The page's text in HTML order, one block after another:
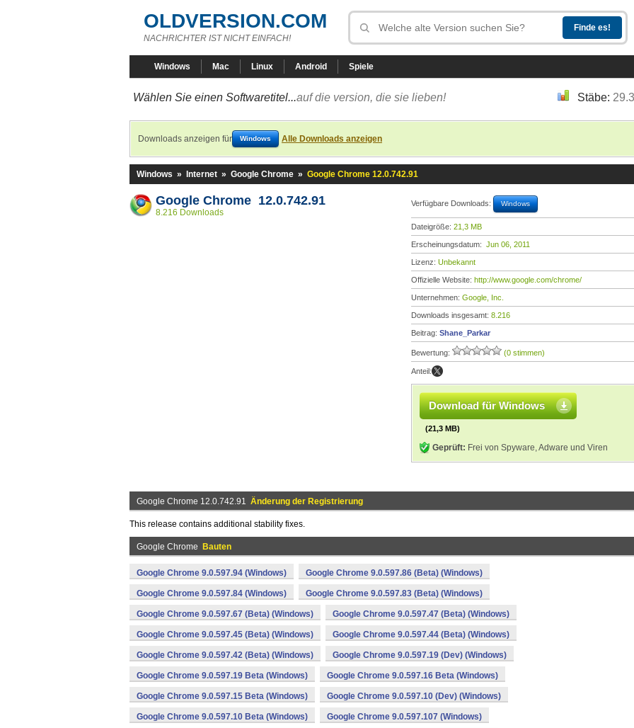
OLDVERSION.COM
NACHRICHTER IST NICHT EINFACH!
Windows Mac Linux Android Spiele
Wählen Sie einen Softwaretitel...auf die version, die sie lieben! Stäbe:
Downloads anzeigen für Windows Alle Downloads anzeigen
Windows » Internet » Google Chrome » Google Chrome 12.0.742.91
Google Chrome 12.0.742.91
8.216 Downloads
Verfügbare Downloads: Windows
Dateigröße: 21,3 MB
Erscheinungsdatum: Jun 06, 2011
Lizenz: Unbekannt
Offizielle Website: http://www.google.com/chrome/
Unternehmen: Google, Inc.
Downloads insgesamt: 8.216
Beitrag: Shane_Parkar
Bewertung: (0 stimmen)
Anteil:
Download für Windows
(21,3 MB)
Geprüft: Frei von Spyware, Adware und Viren
Google Chrome 12.0.742.91 Änderung der Registrierung
This release contains additional stability fixes.
Google Chrome Bauten
Google Chrome 9.0.597.94 (Windows) Google Chrome 9.0.597.86 (Beta) (Windows)
Google Chrome 9.0.597.84 (Windows) Google Chrome 9.0.597.83 (Beta) (Windows)
Google Chrome 9.0.597.67 (Beta) (Windows) Google Chrome 9.0.597.47 (Beta) (Windows)
Google Chrome 9.0.597.45 (Beta) (Windows) Google Chrome 9.0.597.44 (Beta) (Windows)
Google Chrome 9.0.597.42 (Beta) (Windows) Google Chrome 9.0.597.19 (Dev) (Windows)
Google Chrome 9.0.597.19 Beta (Windows) Google Chrome 9.0.597.16 Beta (Windows)
Google Chrome 9.0.597.15 Beta (Windows) Google Chrome 9.0.597.10 (Dev) (Windows)
Google Chrome 9.0.597.10 Beta (Windows) Google Chrome 9.0.597.107 (Windows)